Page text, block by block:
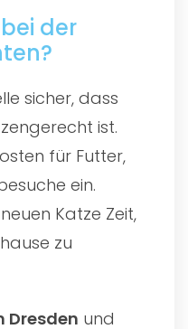
der
sicher, dass
ist.
für Futter,
ein.
Katze Zeit,
zu
Dresden und